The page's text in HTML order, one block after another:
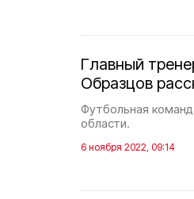
Главный
Образцов
Футбольная
области.
6 ноября 2022, 09:14